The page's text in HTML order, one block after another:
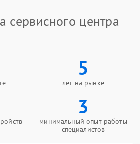
сервисного центра
5
лет на рынке
3
минимальный опыт работы
специалистов